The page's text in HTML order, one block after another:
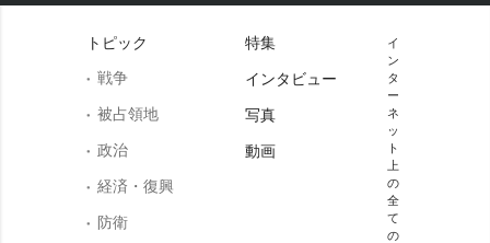
トピック
戦争
被占領地
政治
経済・復興
防衛
特集
インタビュー
写真
動画
イ
ン
タ
ー
ネ
ッ
ト
上
の
全
て
の